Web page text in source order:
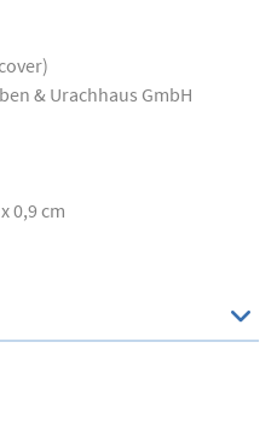
& Urachhaus GmbH
0,9 cm